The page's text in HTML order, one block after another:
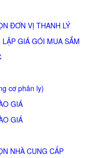
ĐƠN VỊ THANH LÝ
GIÁ GÓI MUA SẮM
cơ phân ly)
GIÁ
GIÁ
NHÀ CUNG CẤP